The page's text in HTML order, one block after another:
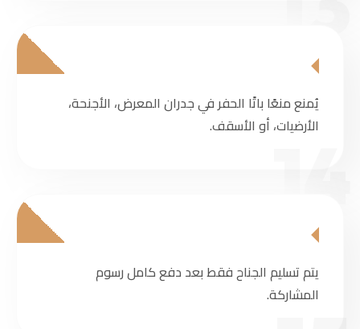
يُمنع منعًا باتًا الحفر في جدران المعرض، الأجنحة،
الأرضيات، أو الأسقف.
يتم تسليم الجناح فقط بعد دفع كامل رسوم
المشاركة.